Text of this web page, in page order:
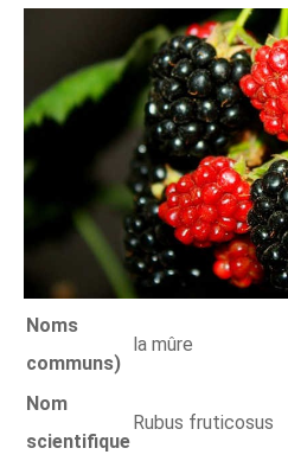
Noms
communs)
la mûre
Nom
scientifique
Rubus fruticosus